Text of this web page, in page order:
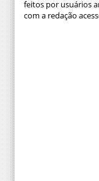
feitos por usuários
com a redação